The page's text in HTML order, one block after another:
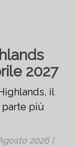
2027
il
parte più
2026|